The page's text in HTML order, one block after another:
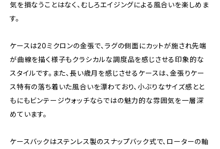
気を損なうことはなく、むしろエイジングによる風合いを楽しめま
す。
ケースは20ミクロンの金張で、ラグの側面にカットが施され先端
が曲線を描く様子もクラシカルな調度品を感じさせる印象的な
スタイルです。また、長い歳月を感じさせるケースは、金張りケー
ス特有の落ち着いた風合いを漂わており、小ぶりなサイズ感とと
もにもビンテージウォッチならではの魅力的な雰囲気を一層深
めています。
ケースバックはステンレス製のスナップバック式で、ローターの軸